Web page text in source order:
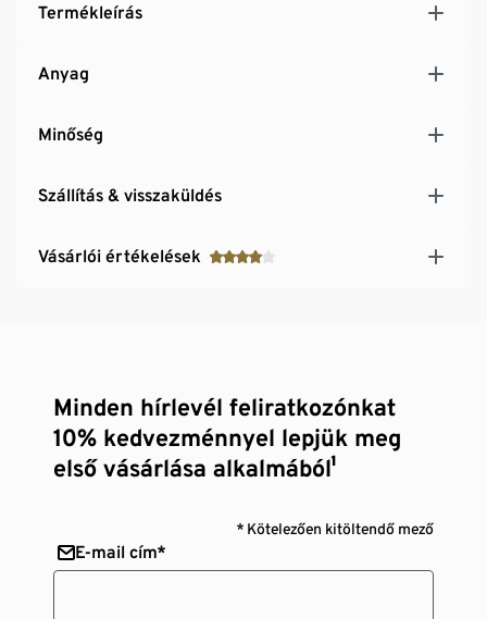
Termékleírás
Anyag
Minőség
Szállítás & visszaküldés
Vásárlói értékelések
Minden hírlevél feliratkozónkat
10% kedvezménnyel lepjük meg
első vásárlása alkalmából¹
* Kötelezően kitöltendő mező
E-mail cím*